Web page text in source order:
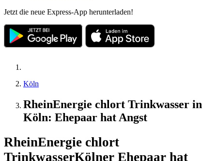
Jetzt die neue Express-App herunterladen!
Köln
RheinEnergie chlort Trinkwasser in
Köln: Ehepaar hat Angst
RheinEnergie chlort
TrinkwasserKölner Ehepaar hat